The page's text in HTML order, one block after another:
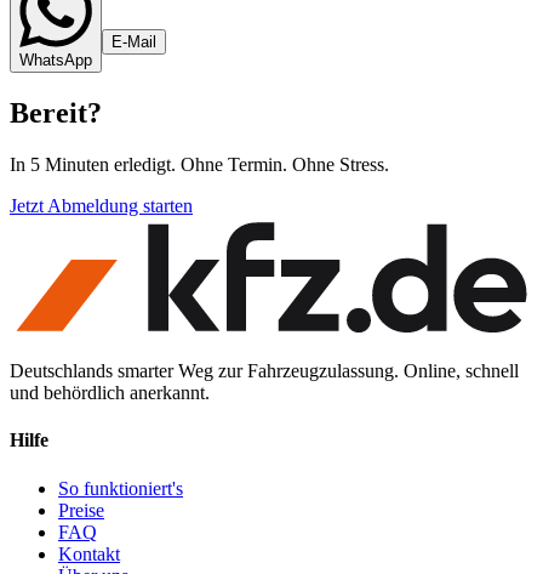
WhatsApp
E-Mail
Bereit?
In 5 Minuten erledigt. Ohne Termin. Ohne Stress.
Jetzt Abmeldung starten
Deutschlands smarter Weg zur Fahrzeugzulassung. Online, schnell
und behördlich anerkannt.
Hilfe
So funktioniert's
Preise
FAQ
Kontakt